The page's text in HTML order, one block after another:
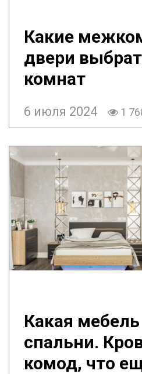
Какие
двери
комнат
6 июля 2024 1
Какая
спальни.
комод, что